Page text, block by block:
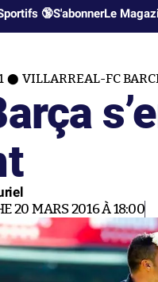
🔞S'abonnerLe
VILLARREAL-FC
20 MARS 2016 À 18:00